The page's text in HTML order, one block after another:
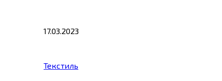
17.03.2023
Текстиль